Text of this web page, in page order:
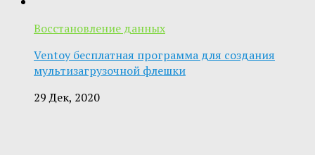
Восстановление данных
Ventoy бесплатная программа для создания
мультизагрузочной флешки
29 Дек, 2020